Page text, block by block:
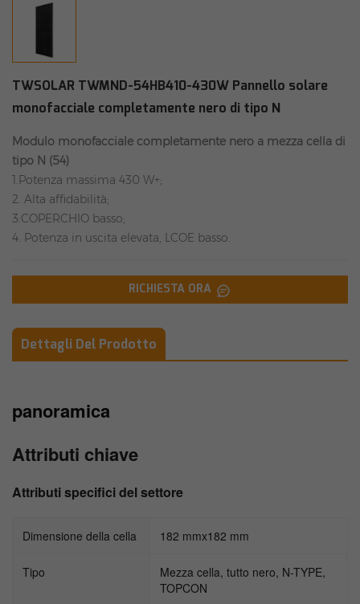
TWSOLAR TWMND-54HB410-430W Pannello solare
monofacciale completamente nero di tipo N
Modulo monofacciale completamente nero a mezza cella di
tipo N (54)
1.Potenza massima 430 W+;
2. Alta affidabilità;
3.COPERCHIO basso;
4. Potenza in uscita elevata, LCOE basso.
RICHIESTA ORA
Dettagli Del Prodotto
panoramica
Attributi chiave
Attributi specifici del settore
Dimensione della cella 182 mmx182 mm
Tipo
Mezza cella, tutto nero, N-TYPE,
TOPCON